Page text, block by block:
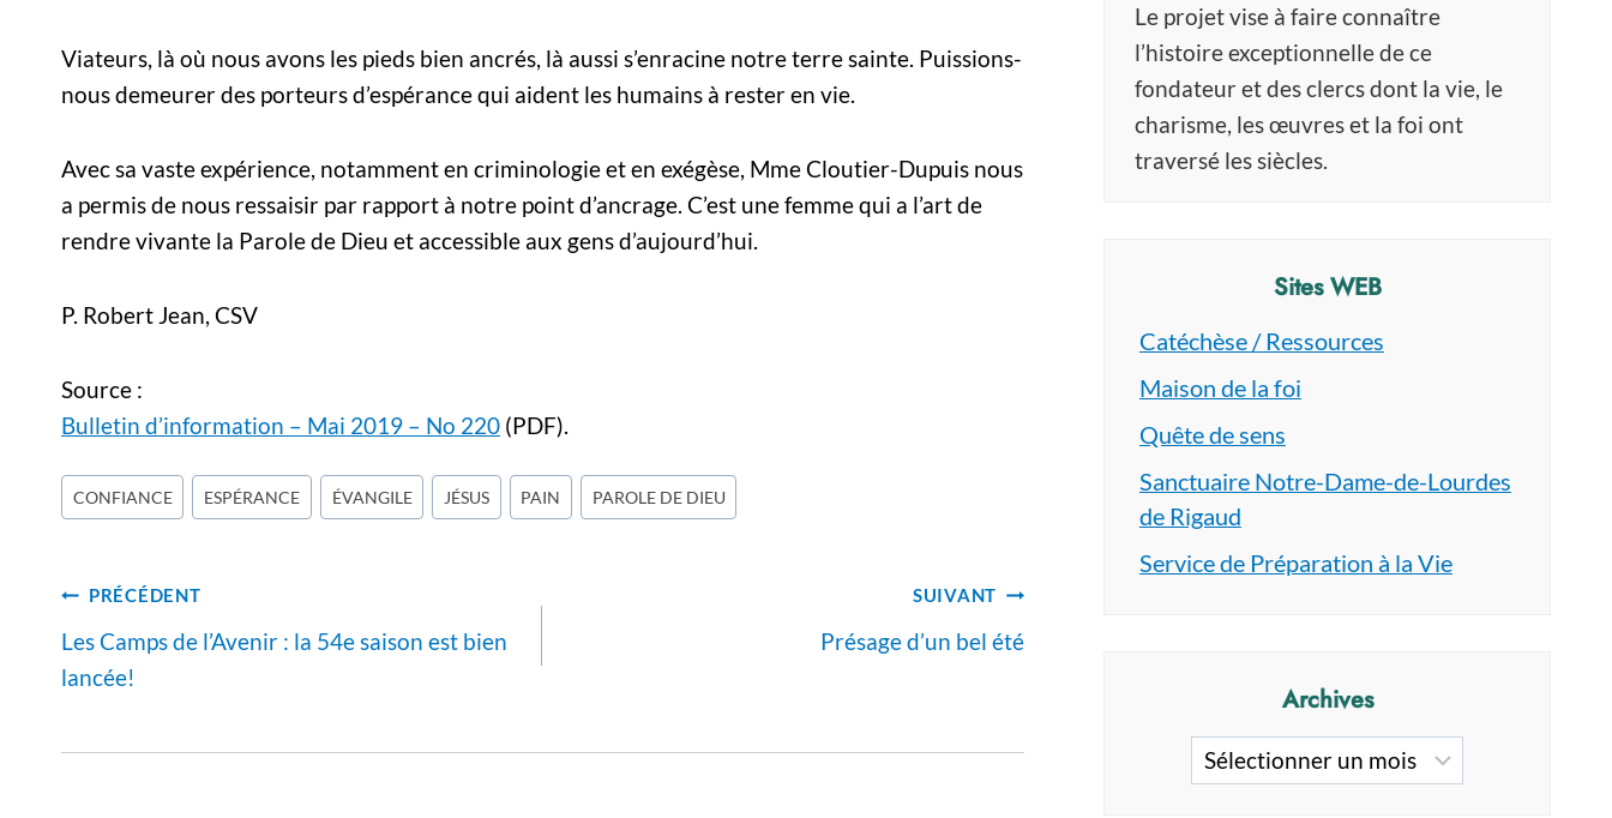
Viateurs, là où nous avons les pieds bien ancrés, là aussi s’enracine notre terre sainte. Puissions-
nous demeurer des porteurs d’espérance qui aident les humains à rester en vie.
Avec sa vaste expérience, notamment en criminologie et en exégèse, Mme Cloutier-Dupuis nous
a permis de nous ressaisir par rapport à notre point d’ancrage. C’est une femme qui a l’art de
rendre vivante la Parole de Dieu et accessible aux gens d’aujourd’hui.
P. Robert Jean, CSV
Source :
Bulletin d’information – Mai 2019 – No 220 (PDF).
Étiquettes
de
publication :
CONFIANCE ESPÉRANCE ÉVANGILE JÉSUS PAIN PAROLE DE DIEU
Navigation
de
l’article
PRÉCÉDENT
Les Camps de l’Avenir : la 54e saison est bien
lancée!
SUIVANT
Présage d’un bel été
Le projet vise à faire connaître
l’histoire exceptionnelle de ce
fondateur et des clercs dont la vie, le
charisme, les œuvres et la foi ont
traversé les siècles.
Sites WEB
Catéchèse / Ressources
Maison de la foi
Quête de sens
Sanctuaire Notre-Dame-de-Lourdes
de Rigaud
Service de Préparation à la Vie
Archives
Archives